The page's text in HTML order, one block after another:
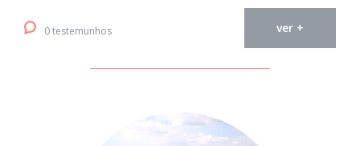
0 testemunhos ver +